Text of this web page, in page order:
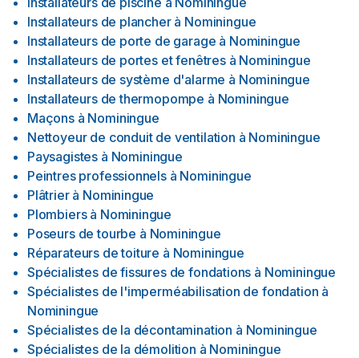
Installateurs de plancher à Nominingue
Installateurs de porte de garage à Nominingue
Installateurs de portes et fenêtres à Nominingue
Installateurs de système d'alarme à Nominingue
Installateurs de thermopompe à Nominingue
Maçons à Nominingue
Nettoyeur de conduit de ventilation à Nominingue
Paysagistes à Nominingue
Peintres professionnels à Nominingue
Plâtrier à Nominingue
Plombiers à Nominingue
Poseurs de tourbe à Nominingue
Réparateurs de toiture à Nominingue
Spécialistes de fissures de fondations à Nominingue
Spécialistes de l'imperméabilisation de fondation à
Nominingue
Spécialistes de la décontamination à Nominingue
Spécialistes de la démolition à Nominingue